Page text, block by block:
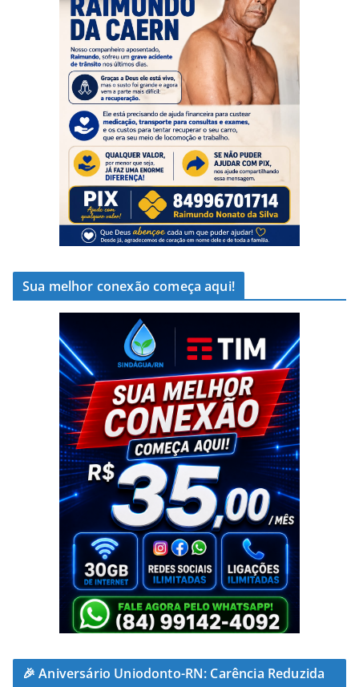
Sua melhor conexão começa aqui!
🎉 Aniversário Uniodonto-RN: Carência Reduzida